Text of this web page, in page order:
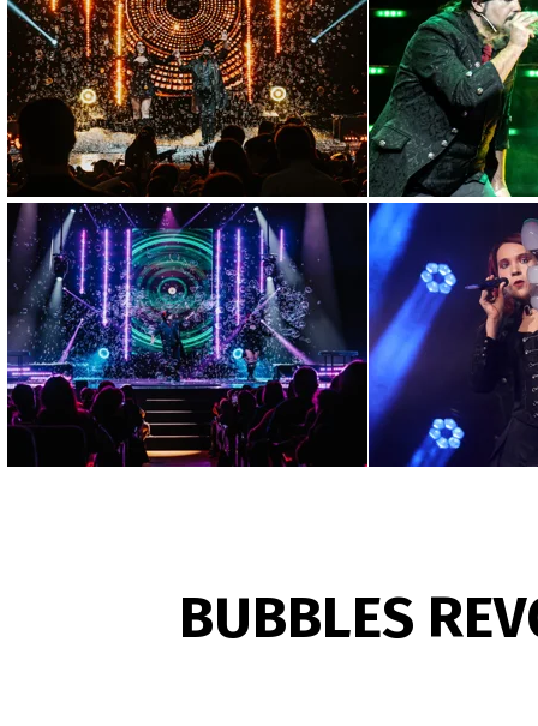
BUBBLES
Performance
La performance artistica
visiva e perfetta per
11 aprile 2026
Spettacolo
Come scegliere uno
prestigio e
10 aprile 2026
Quanto costa uno
Quanto costa uno
Artisti italiani per
Artisti italiani per eventi